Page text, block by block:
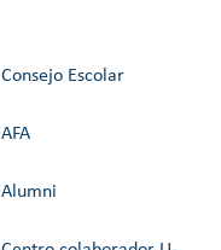
Consejo Escolar
AFA
Alumni